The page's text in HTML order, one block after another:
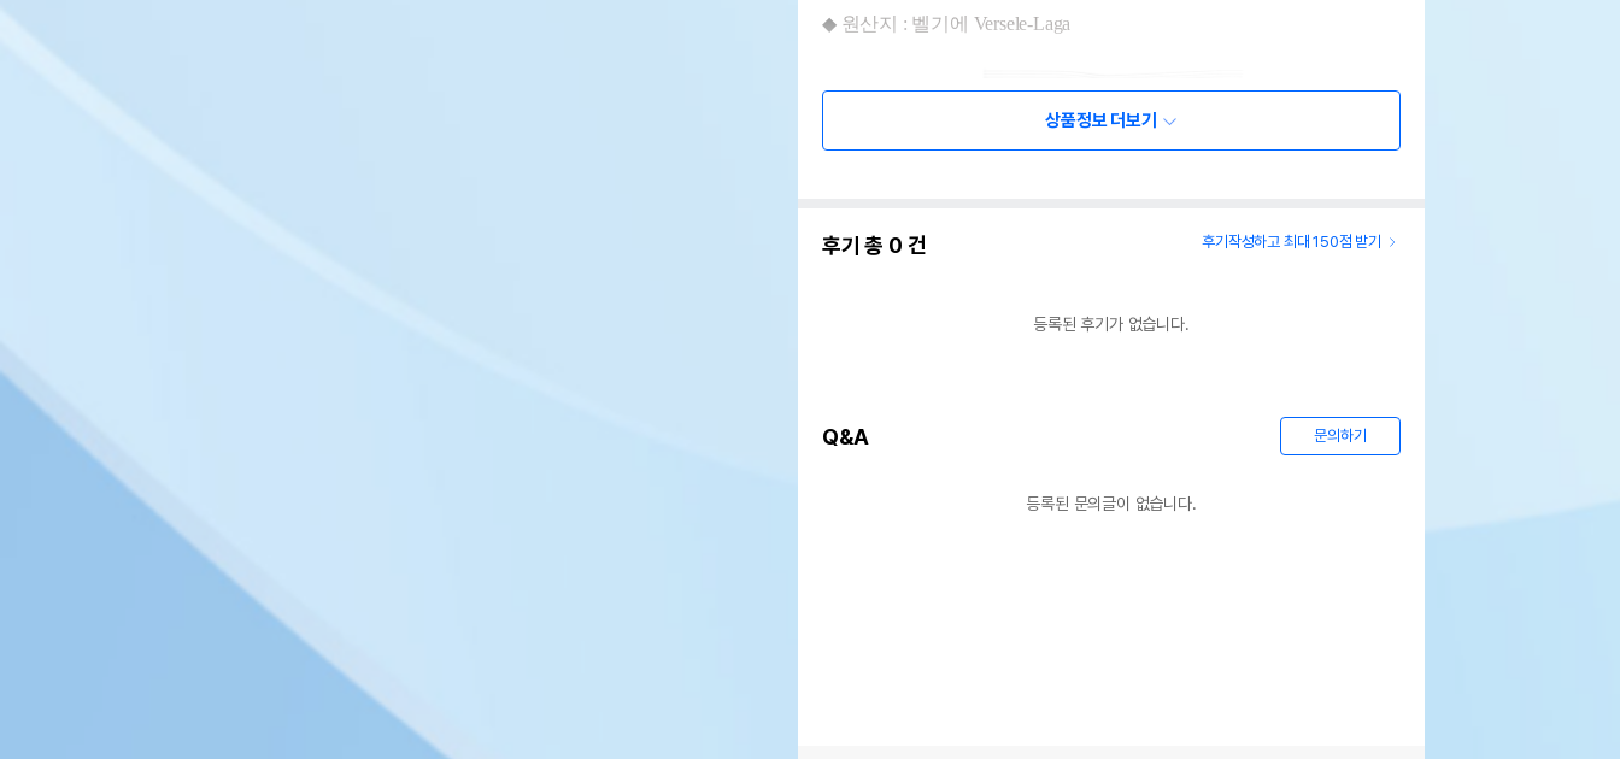
◆원산지 : 벨기에 Versele-Laga
상품정보 더보기
후기 총 0 건 후기작성하고 최대 150점 받기
등록된 후기가 없습니다.
Q&A 문의하기
등록된 문의글이 없습니다.